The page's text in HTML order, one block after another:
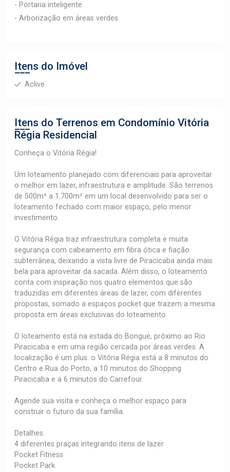
- Portaria inteligente
- Arborização em áreas verdes
Itens do Imóvel
Aclive
Itens do Terrenos em Condomínio Vitória
Régia Residencial
Conheça o Vitória Régia!
Um loteamento planejado com diferenciais para aproveitar
o melhor em lazer, infraestrutura e amplitude. São terrenos
de 500m² a 1.700m² em um local desenvolvido para ser o
loteamento fechado com maior espaço, pelo menor
investimento.
O Vitória Régia traz infraestrutura completa e muita
segurança com cabeamento em fibra ótica e fiação
subterrânea, deixando a vista livre de Piracicaba ainda mais
bela para aproveitar da sacada. Além disso, o loteamento
conta com inspiração nos quatro elementos que são
traduzidas em diferentes áreas de lazer, com diferentes
propostas, somado a espaços pocket que trazem a mesma
proposta em áreas exclusivas do loteamento.
O loteamento está na estada do Bongue, próximo ao Rio
Piracicaba e em uma região cercada por áreas verdes. A
localização é um plus: o Vitória Régia está a 8 minutos do
Centro e Rua do Porto, a 10 minutos do Shopping
Piracicaba e a 6 minutos do Carrefour.
Agende sua visita e conheça o melhor espaço para
construir o futuro da sua família.
Detalhes:
4 diferentes praças integrando itens de lazer
Pocket Fitness
Pocket Park